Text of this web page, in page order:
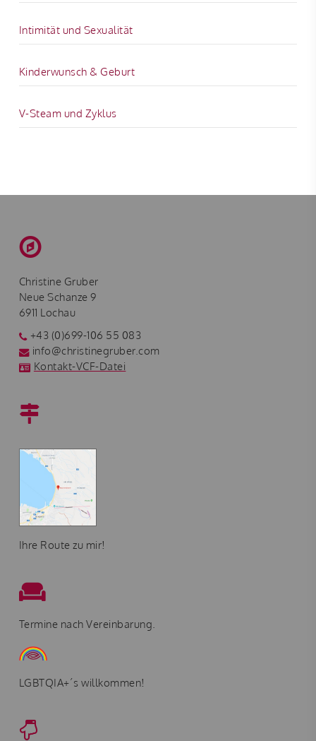
Intimität und Sexualität
Kinderwunsch & Geburt
V-Steam und Zyklus
Christine Gruber
Neue Schanze 9
6911 Lochau
+43 (0)699-106 55 083
info@christinegruber.com
Kontakt-VCF-Datei
Ihre Route zu mir!
Termine nach Vereinbarung.
LGBTQIA+´s willkommen!